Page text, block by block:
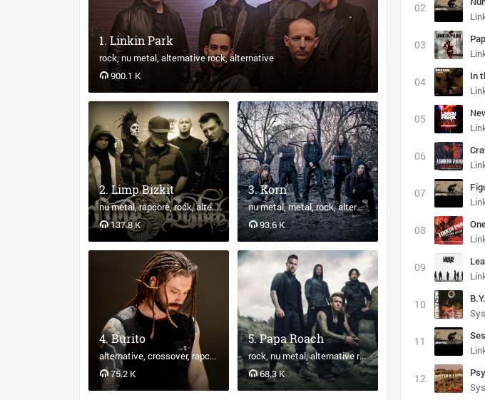
Linkin Park
rock nu metal alternative rock alternative
900.1 K
Limp Bizkit
nu metal rapcore rock alternative
137.8 K
Korn
nu metal metal rock alternative
93.6 K
Burito
alternative crossover rapcore
nu metal
75.2 K
Papa Roach
rock nu metal alternative rock
68.3 K
In